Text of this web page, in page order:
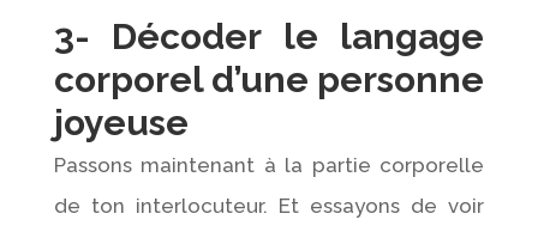
3- Décoder le langage
corporel d’une personne
joyeuse
Passons maintenant à la partie corporelle
de ton interlocuteur. Et essayons de voir